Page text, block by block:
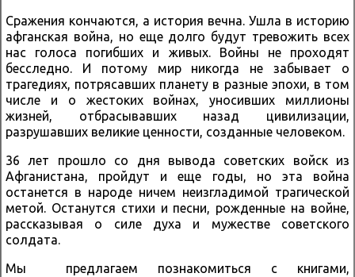
Сражения кончаются, а история вечна. Ушла в историю
афганская война, но еще долго будут тревожить всех
нас голоса погибших и живых. Войны не проходят
бесследно. И потому мир никогда не забывает о
трагедиях, потрясавших планету в разные эпохи, в том
числе и о жестоких войнах, уносивших миллионы
жизней, отбрасывавших назад цивилизации,
разрушавших великие ценности, созданные человеком.
36 лет прошло со дня вывода советских войск из
Афганистана, пройдут и еще годы, но эта война
останется в народе ничем неизгладимой трагической
метой. Останутся стихи и песни, рожденные на войне,
рассказывая о силе духа и мужестве советского
солдата.
Мы предлагаем познакомиться с книгами,